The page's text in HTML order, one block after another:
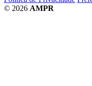
© 2026 AMPR